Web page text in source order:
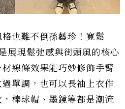
也難不倒孫藝珍！寬鬆
現鬆弛感與街頭風的核心
線條效果能巧妙修飾手臂
單調，也可以長袖上衣作
棒球帽、墨鏡等都是潮流